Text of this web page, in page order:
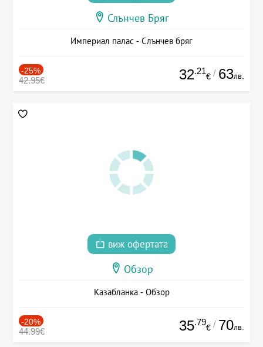
Слънчев Бряг
Империал палас - Слънчев бряг
-25%
42.95€ 32.21
€ / 63лв.
виж офертата
Обзор
Казабланка - Обзор
-20%
44.99€ 35.79
€ / 70лв.